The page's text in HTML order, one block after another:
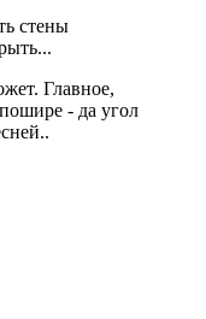
стены
Главное,
- да угол